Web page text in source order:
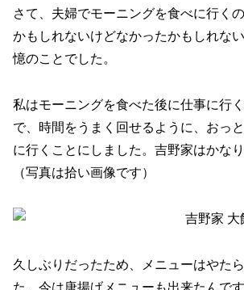
さて、夫婦でモーニングを食べに行く
かもしれないけどなかったかもしれな
憶のことでした。
私はモーニングを食べた後に仕事に行
で、時間をうまく回せるように、おっ
に行くことにしました。吉野家はかな
（写真は拾い画像です）
久しぶりだったため、メニューはやた
た。今は唐揚げメニューも出来たんで